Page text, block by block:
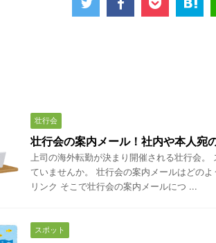
壮行会
壮行会の案内メール！社内や本人宛
上司の海外転勤が決まり開催される壮行会。
ていませんか。 壮行会の案内メールはどの
リンク そこで壮行会の案内メールにつ ...
スポット